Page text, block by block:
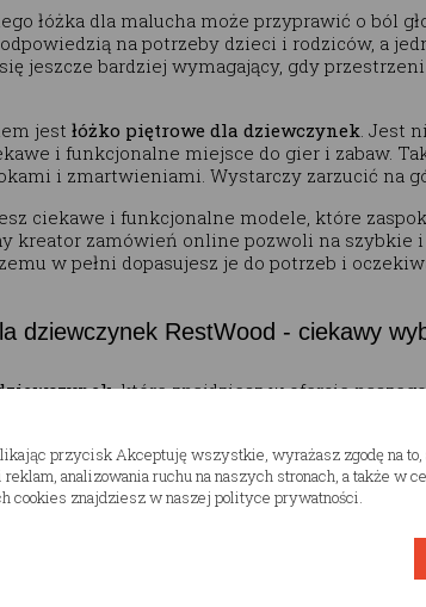
łóżka dla malucha może przyprawić o ból
na potrzeby dzieci i rodziców, a
jeszcze bardziej wymagający, gdy
jest łóżko piętrowe dla dziewczynek . Jest
i funkcjonalne miejsce do gier i zabaw.
i zmartwieniami. Wystarczy zarzucić na
ciekawe i funkcjonalne modele, które
kreator zamówień online pozwoli na szybkie
w pełni dopasujesz je do potrzeb i
dziewczynek RestWood - ciekawy
, które znajdziesz w ofercie
ale jednocześnie ciekawe wizualnie
ale stanowią także unikalny element
z solidnego drewna sosnowego
i nie przewraca się, a bezpieczeństwo
w naszej ofercie, przeszedł szereg
dziecka. Z całą odpowiedzialnością
przycisk Akceptuję wszystkie, wyrażasz zgodę na
analizowania ruchu na naszych stronach, a także w
cookies znajdziesz w naszej polityce prywatności.